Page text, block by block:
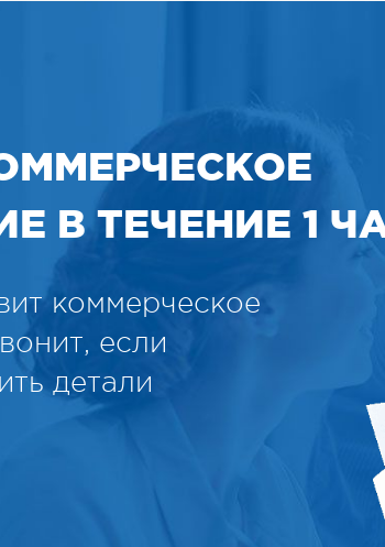
В ТЕЧЕНИЕ 1
коммерческое
если
детали